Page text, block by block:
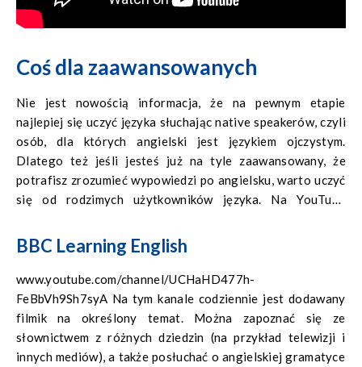
Coś dla zaawansowanych
Nie jest nowością informacja, że na pewnym etapie
najlepiej się uczyć języka słuchając native speakerów, czyli
osób, dla których angielski jest językiem ojczystym.
Dlatego też jeśli jesteś już na tyle zaawansowany, że
potrafisz zrozumieć wypowiedzi po angielsku, warto uczyć
się od rodzimych użytkowników języka. Na YouTube
przedstawimy tylko kilka najbardziej popularnych.
BBC Learning English
www.youtube.com/channel/UCHaHD477h-
FeBbVh9Sh7syA Na tym kanale codziennie jest dodawany
filmik na określony temat. Można zapoznać się ze
słownictwem z różnych dziedzin (na przykład telewizji i
innych mediów), a także posłuchać o angielskiej gramatyce